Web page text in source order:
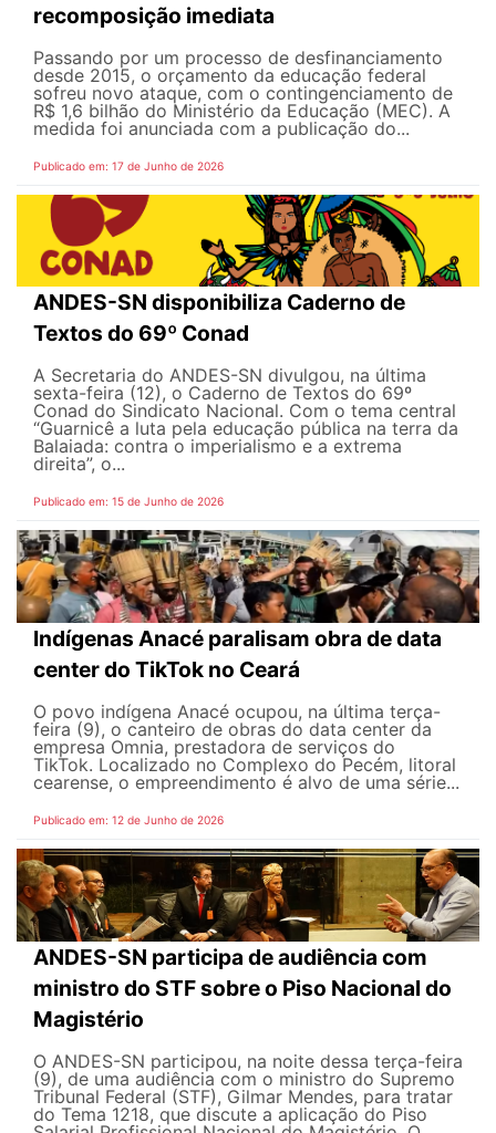
recomposição imediata
Passando por um processo de desfinanciamento
desde 2015, o orçamento da educação federal
sofreu novo ataque, com o contingenciamento de
R$ 1,6 bilhão do Ministério da Educação (MEC). A
medida foi anunciada com a publicação do...
Publicado em: 17 de Junho de 2026
ANDES-SN disponibiliza Caderno de
Textos do 69º Conad
A Secretaria do ANDES-SN divulgou, na última
sexta-feira (12), o Caderno de Textos do 69º
Conad do Sindicato Nacional. Com o tema central
“Guarnicê a luta pela educação pública na terra da
Balaiada: contra o imperialismo e a extrema
direita”, o...
Publicado em: 15 de Junho de 2026
Indígenas Anacé paralisam obra de data
center do TikTok no Ceará
O povo indígena Anacé ocupou, na última terça-
feira (9), o canteiro de obras do data center da
empresa Omnia, prestadora de serviços do
TikTok. Localizado no Complexo do Pecém, litoral
cearense, o empreendimento é alvo de uma série...
Publicado em: 12 de Junho de 2026
ANDES-SN participa de audiência com
ministro do STF sobre o Piso Nacional do
Magistério
O ANDES-SN participou, na noite dessa terça-feira
(9), de uma audiência com o ministro do Supremo
Tribunal Federal (STF), Gilmar Mendes, para tratar
do Tema 1218, que discute a aplicação do Piso